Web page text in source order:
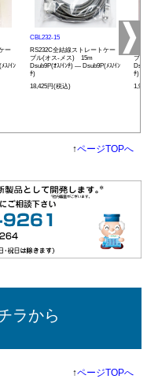
ー
ｽ/ｲﾝ
CBL232-15
RS232C全結線ストレートケー
ブル(オス-メス) 15m
Dsub9P(ｵｽ/ｲﾝﾁ) ― Dsub9P(ﾒｽ/ｲﾝ
ﾁ)
18,425円(税込)
ブ
ﾁ)
↑ページTOPへ
ラから
↑ページTOPへ